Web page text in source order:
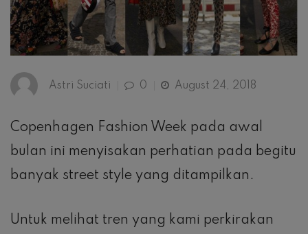
Astri Suciati 0 August 24, 2018
Copenhagen Fashion Week pada awal
bulan ini menyisakan perhatian pada begitu
banyak street style yang ditampilkan.
Untuk melihat tren yang kami perkirakan